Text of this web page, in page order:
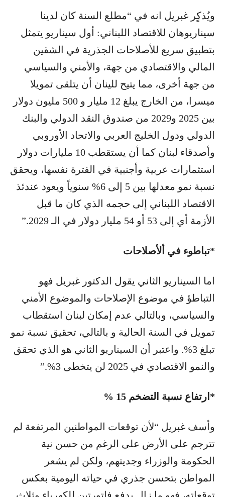
ويُذكٍر غبريل انه في “مطلع السنة كان لدينا
سيناريوهان للاقتصاد اللبناني: أول سيناريو يتمثل
بتطبيق سريع للأصلاحات الجذرية في الشقين
المالي والاقتصادي من جهة، والأمني والسياسي
من جهة أخرى، مما يتيح للينان أن يتلقى تمويلا
ميسرا، من الخارج يبلغ 12 مليار و 500 مليون دولار
بين 2025 و2029 من صندوق النقد الدولي والبنك
الدولي ودول الخليج العربي والاتحاد الأوروبي
وأصدقاء لبنان كما أن يستقطب 10 مليارات دولار
استثمارات عربية وأجنبية في الفترة نفسها، ويحقق
نسبة نمو معدلها بين 5 إلى 6% سنوياً ويعود عندئذ
الاقتصاد اللبناني إلى حجمه الذي كان ما قبل
الأزمة أي إلى 53 أو 54 مليار دولار في الـ 2029.”
*تباطوء في ألأصلاحات
اما السيناريو الثاني يقول الدكتور غبريل فهو
التباطؤ في موضوع الإصلاحات والموضوع الأمني
والسياسي، وبالتالي عدم إمكان لبنان استقطاب
تمويل في السنة الحالية و بالتالي، تحقيق نسبة نمو
تبلغ 3%. واعتبر أن السيناريو الثاني هو الذي تحقق
والنمو الاقتصادي في 2025 لن يتخطى 3%.”
*ارتفاع نسبة التضخم 15 %
وأسف غبريل “لأن توقعات المواطنين المرتفعة لم
تترجم على الأرض على الرغم من حسن نية
الحكومة والوزراء وجديتهم، ولكن لم يشعر
المواطن بتحسن جذري في حياته اليومية بعكس